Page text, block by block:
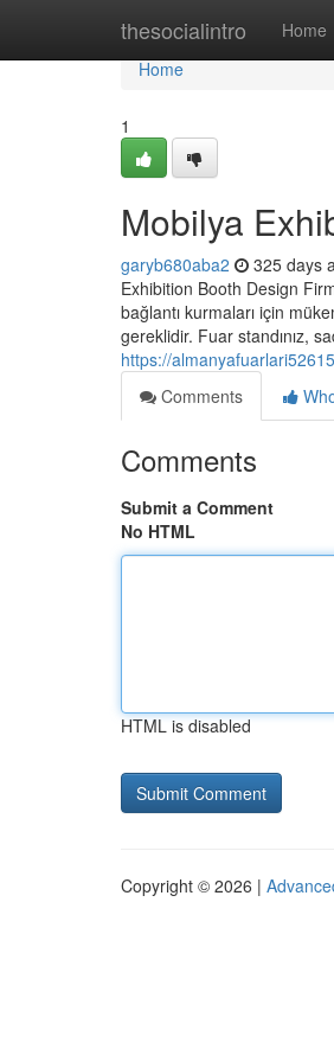
thesocialintro Home
Home
Home
1
Mobilya
garyb680aba2 325 days
Exhibition Booth Design
bağlantı kurmaları için
gereklidir. Fuar standınız,
https://
Comments
Comments
Submit a Comment
No HTML
HTML is disabled
Copyright © 2026 |